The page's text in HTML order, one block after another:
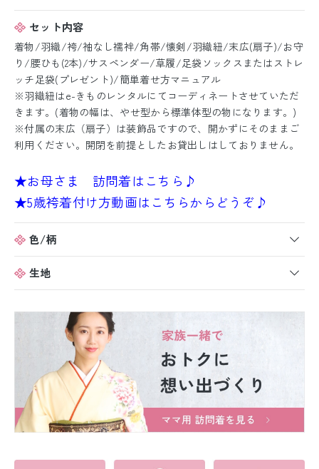
セット内容
着物/羽織/袴/袖なし襦袢/角帯/懐剣/羽織紐/末広(扇子)/お守
り/腰ひも(2本)/サスペンダー/草履/足袋ソックスまたはストレ
ッチ足袋(プレゼント)/簡単着せ方マニュアル
※羽織紐はe-きものレンタルにてコーディネートさせていただ
きます。(着物の幅は、やせ型から標準体型の物になります。)
※付属の末広（扇子）は装飾品ですので、開かずにそのままご
利用ください。開閉を前提としたお貸出しはしておりません。
★お母さま 訪問着はこちら♪
★5歳袴着付け方動画はこちらからどうぞ♪
色/柄
生地